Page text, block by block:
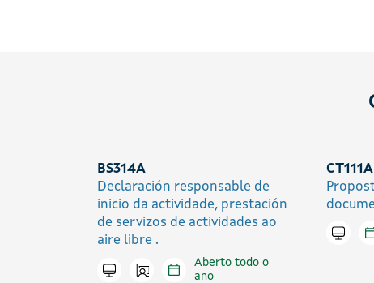
BS314A
Declaración responsable de
inicio da actividade, prestación
de servizos de actividades ao
aire libre .
Tramitar en liña
Icono presencial
Aberto todo o
ano
CT111A